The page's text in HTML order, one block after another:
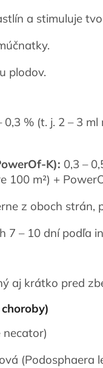
a stimuluje
plodov.
0,3 % (t. j. 2 – 3
K): 0,3 –
100 m²) +
z oboch strán,
7 – 10 dní podľa
aj krátko pred
necator)
(Podosphaera